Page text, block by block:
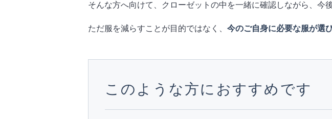
そんな方へ向けて、クローゼットの中を一緒に確認しながら、今
ただ服を減らすことが目的ではなく、 今のご自身に必要な服が選
このような方におすすめです